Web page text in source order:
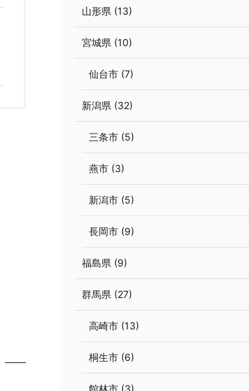
山形県 (13)
宮城県 (10)
仙台市 (7)
新潟県 (32)
三条市 (5)
燕市 (3)
新潟市 (5)
長岡市 (9)
福島県 (9)
群馬県 (27)
高崎市 (13)
桐生市 (6)
館林市 (3)